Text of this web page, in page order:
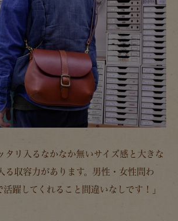
タリ入るなかなか無いサイズ感と大きな
る収容力があります。男性・女性問わ
躍してくれること間違いなしです！」